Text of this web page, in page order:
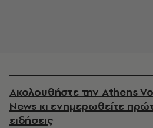
Ακολουθήστε την Athens
News κι ενημερωθείτε
ειδήσεις